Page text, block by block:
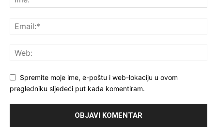
Spremite moje ime, e-poštu i web-lokaciju u ovom
pregledniku sljedeći put kada komentiram.